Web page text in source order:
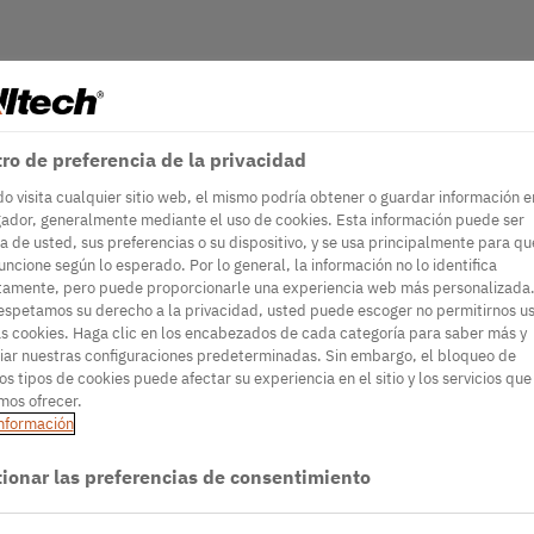
de preferencia de la privacidad
visita cualquier sitio web, el mismo podría obtener o guardar información
generalmente mediante el uso de cookies. Esta información puede ser
de usted, sus preferencias o su dispositivo, y se usa principalmente para
según lo esperado. Por lo general, la información no lo identifica
pero puede proporcionarle una experiencia web más
su derecho a la privacidad, usted puede escoger no permitirnos
cookies. Haga clic en los encabezados de cada categoría para saber más y
nuestras configuraciones predeterminadas. Sin embargo, el bloqueo de
tipos de cookies puede afectar su experiencia en el sitio y los servicios que
ofrecer.
las preferencias de consentimiento